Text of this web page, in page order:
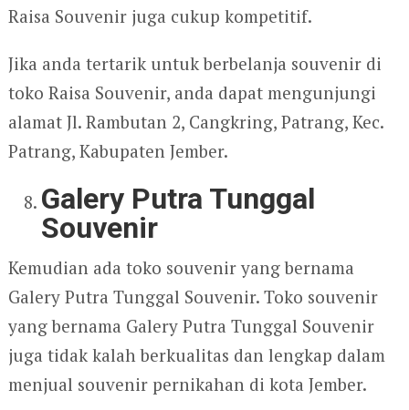
Raisa Souvenir juga cukup kompetitif.
Jika anda tertarik untuk berbelanja souvenir di
toko Raisa Souvenir, anda dapat mengunjungi
alamat Jl. Rambutan 2, Cangkring, Patrang, Kec.
Patrang, Kabupaten Jember.
Galery Putra Tunggal
Souvenir
Kemudian ada toko souvenir yang bernama
Galery Putra Tunggal Souvenir. Toko souvenir
yang bernama Galery Putra Tunggal Souvenir
juga tidak kalah berkualitas dan lengkap dalam
menjual souvenir pernikahan di kota Jember.